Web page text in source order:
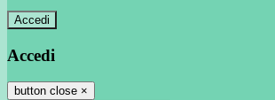
Accedi
Accedi
button close ×